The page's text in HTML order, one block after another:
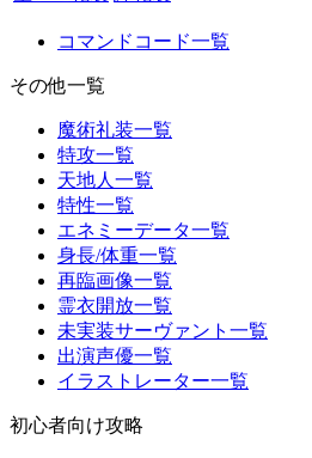
コマンドコード一覧
その他一覧
魔術礼装一覧
特攻一覧
天地人一覧
特性一覧
エネミーデータ一覧
身長/体重一覧
再臨画像一覧
霊衣開放一覧
未実装サーヴァント一覧
出演声優一覧
イラストレーター一覧
初心者向け攻略